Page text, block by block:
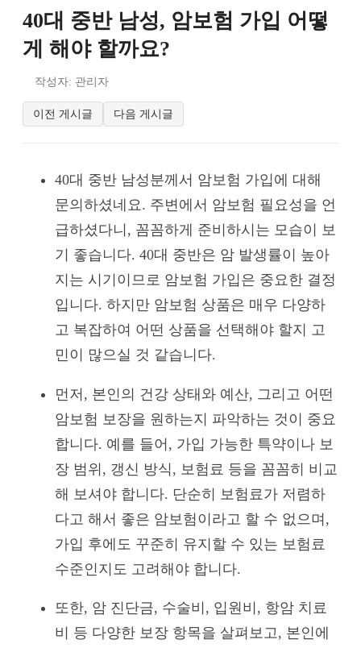
40대 중반 남성, 암보험 가입 어떻
게 해야 할까요?
작성자: 관리자
이전 게시글 다음 게시글
40대 중반 남성분께서 암보험 가입에 대해
문의하셨네요. 주변에서 암보험 필요성을 언
급하셨다니, 꼼꼼하게 준비하시는 모습이 보
기 좋습니다. 40대 중반은 암 발생률이 높아
지는 시기이므로 암보험 가입은 중요한 결정
입니다. 하지만 암보험 상품은 매우 다양하
고 복잡하여 어떤 상품을 선택해야 할지 고
민이 많으실 것 같습니다.
먼저, 본인의 건강 상태와 예산, 그리고 어떤
암보험 보장을 원하는지 파악하는 것이 중요
합니다. 예를 들어, 가입 가능한 특약이나 보
장 범위, 갱신 방식, 보험료 등을 꼼꼼히 비교
해 보셔야 합니다. 단순히 보험료가 저렴하
다고 해서 좋은 암보험이라고 할 수 없으며,
가입 후에도 꾸준히 유지할 수 있는 보험료
수준인지도 고려해야 합니다.
또한, 암 진단금, 수술비, 입원비, 항암 치료
비 등 다양한 보장 항목을 살펴보고, 본인에